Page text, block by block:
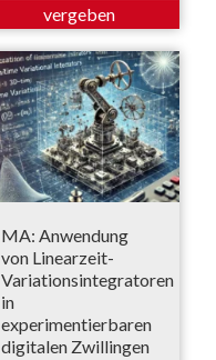
MA: Anwendung
von Linearzeit-
Variationsintegratoren
in
experimentierbaren
digitalen Zwillingen